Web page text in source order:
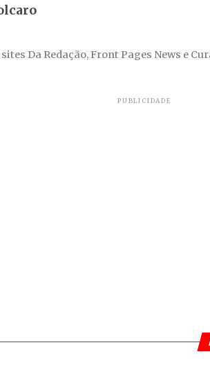
Da Redação, Front Pages News e
PUBLICIDADE